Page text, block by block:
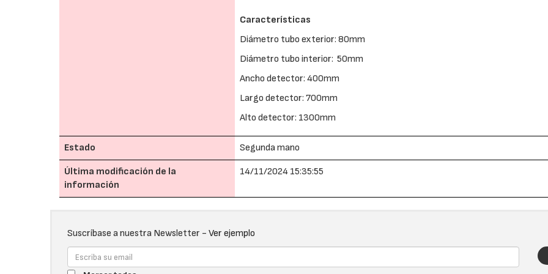
Características
Diámetro tubo exterior: 80mm
Diámetro tubo interior: 50mm
Ancho detector: 400mm
Largo detector: 700mm
Alto detector: 1300mm
Estado Segunda mano
Última modificación de la
información
14/11/2024 15:35:55
Suscríbase a nuestra Newsletter -Ver ejemplo